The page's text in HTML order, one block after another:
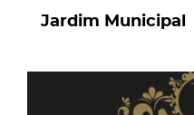
Jardim Municipal